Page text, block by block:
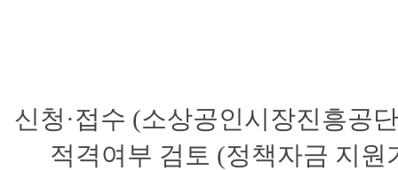
신청·접수 (소상공인시장진흥공
적격여부 검토 (정책자금 지원